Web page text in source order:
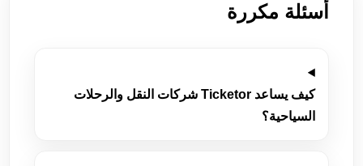
أسئلة مكررة
كيف يساعد Ticketor شركات النقل والرحلات
السياحية؟